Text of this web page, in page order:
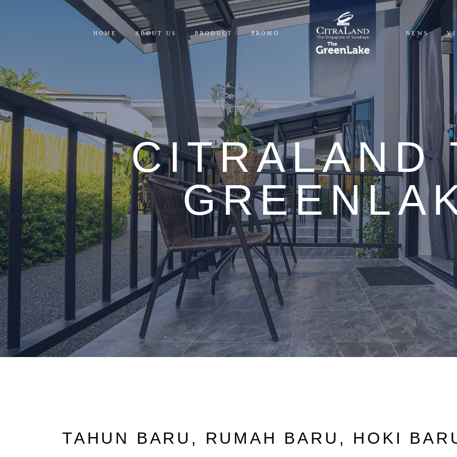
HOME ABOUT US PRODUCT
RESIDENTIALS
COMMERCIALS
PROMO NEWS
CITRALAND
TAHUN BARU, RUMAH BARU, HOKI